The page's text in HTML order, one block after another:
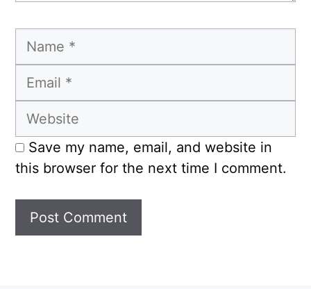
Name
Email
Website
Save my name, email, and website in
this browser for the next time I comment.